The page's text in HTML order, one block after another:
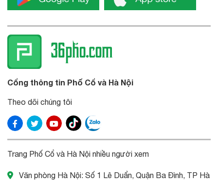
Cổng thông tin Phố Cổ và Hà Nội
Theo dõi chúng tôi
Trang Phố Cổ và Hà Nội nhiều người xem
Văn phòng Hà Nội: Số 1 Lê Duẩn, Quận Ba Đình, TP Hà